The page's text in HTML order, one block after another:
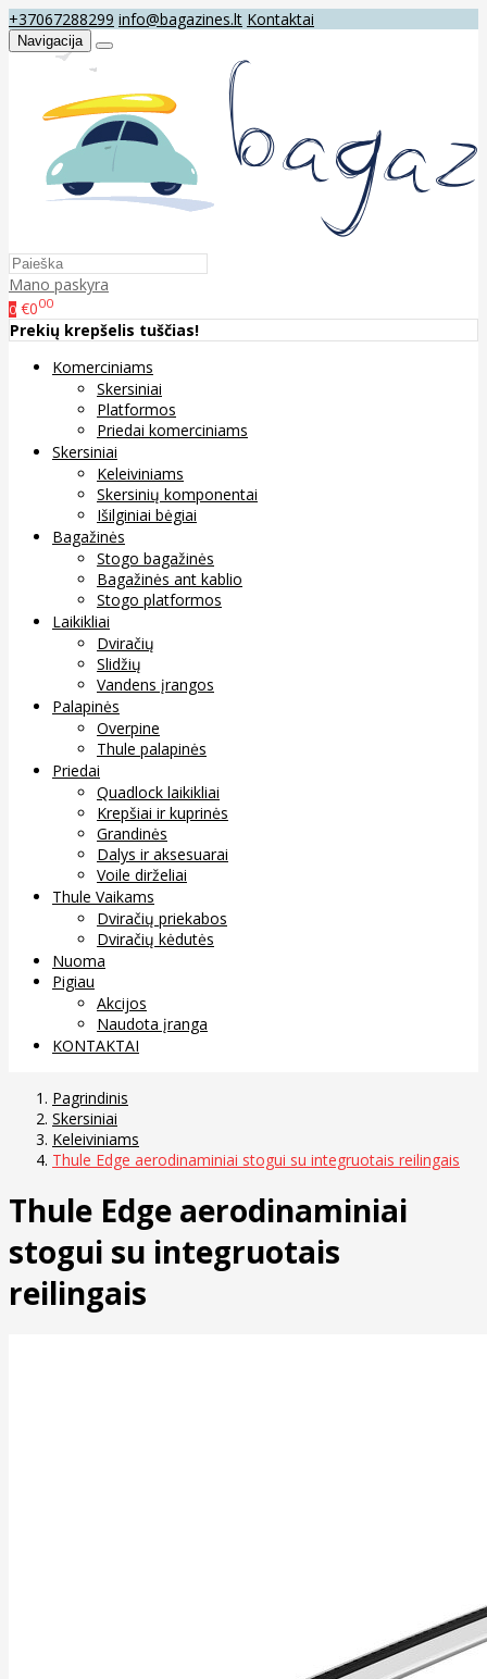
+37067288299 info@bagazines.lt Kontaktai
Navigacija
Mano paskyra
0 €000
Prekių krepšelis tuščias!
Komerciniams
Skersiniai
Platformos
Priedai komerciniams
Skersiniai
Keleiviniams
Skersinių komponentai
Išilginiai bėgiai
Bagažinės
Stogo bagažinės
Bagažinės ant kablio
Stogo platformos
Laikikliai
Dviračių
Slidžių
Vandens įrangos
Palapinės
Overpine
Thule palapinės
Priedai
Quadlock laikikliai
Krepšiai ir kuprinės
Grandinės
Dalys ir aksesuarai
Voile dirželiai
Thule Vaikams
Dviračių priekabos
Dviračių kėdutės
Nuoma
Pigiau
Akcijos
Naudota įranga
KONTAKTAI
Pagrindinis
Skersiniai
Keleiviniams
Thule Edge aerodinaminiai stogui su integruotais reilingais
Thule Edge aerodinaminiai
stogui su integruotais
reilingais